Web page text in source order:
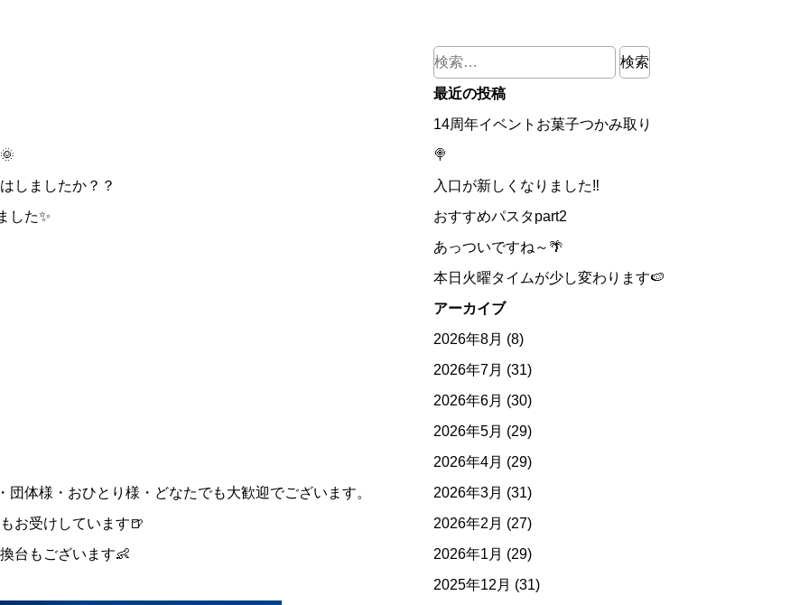
しましたか？？
した✨
体様・おひとり様・どなたでも大歓迎でございます。
お受けしています🍺
台もございます👶
検
索:
最近の投稿
14周年イベントお菓子つかみ取り
🍭
入口が新しくなりました‼
おすすめパスタpart2
あっついですね～🌴
本日火曜タイムが少し変わります🍉
アーカイブ
2026年8月 (8)
2026年7月 (31)
2026年6月 (30)
2026年5月 (29)
2026年4月 (29)
2026年3月 (31)
2026年2月 (27)
2026年1月 (29)
2025年12月 (31)